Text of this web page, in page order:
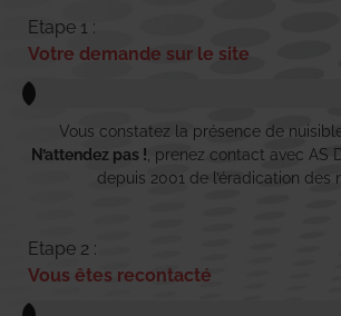
Etape 1 :
Votre demande sur le site
Vous constatez la présence de
N’attendez pas ! , prenez contact avec AS
depuis 2001 de l’éradication des
Etape 2 :
Vous êtes recontacté